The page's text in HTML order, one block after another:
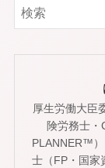
厚生労働大臣
険労務士
PLANNER™
士（FP・国家